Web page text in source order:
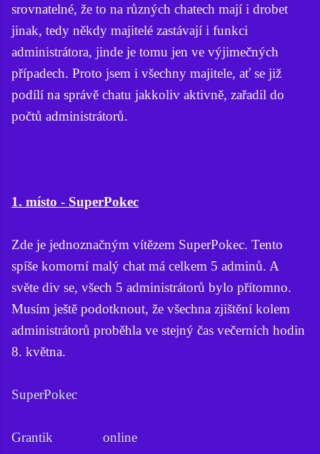
srovnatelné, že to na různých chatech mají i drobet
jinak, tedy někdy majitelé zastávají i funkci
administrátora, jinde je tomu jen ve výjimečných
případech. Proto jsem i všechny majitele, ať se již
podílí na správě chatu jakkoliv aktivně, zařadil do
počtů administrátorů.
1. místo - SuperPokec
Zde je jednoznačným vítězem SuperPokec. Tento
spíše komorní malý chat má celkem 5 adminů. A
světe div se, všech 5 administrátorů bylo přítomno.
Musím ještě podotknout, že všechna zjištění kolem
administrátorů proběhla ve stejný čas večerních hodin
8. května.
SuperPokec
Grantik online